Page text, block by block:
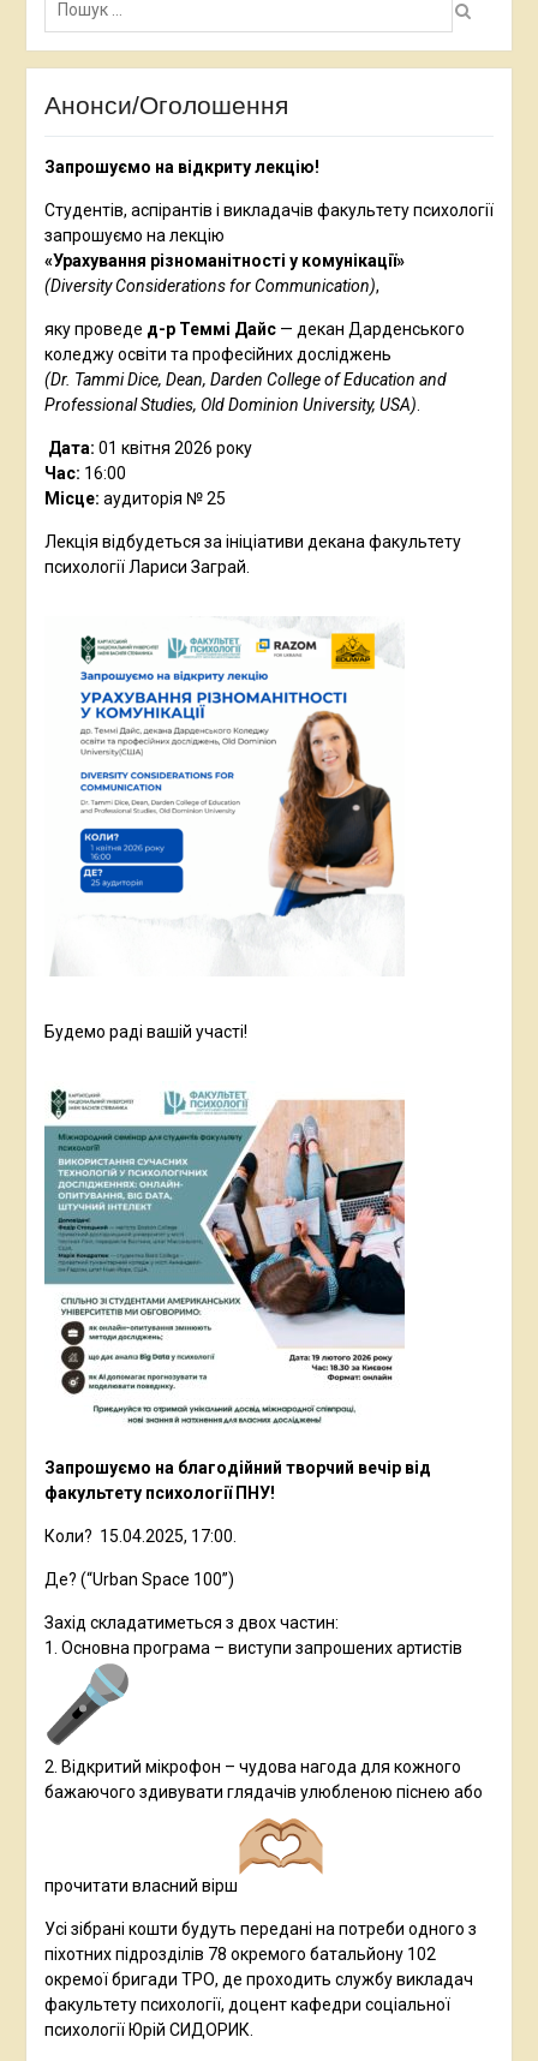
Анонси/Оголошення
Запрошуємо на відкриту лекцію!
Студентів, аспірантів і викладачів факультету психології
запрошуємо на лекцію
«Урахування різноманітності у комунікації»
(Diversity Considerations for Communication),
яку проведе д-р Теммі Дайс— декан Дарденського
коледжу освіти та професійних досліджень
(Dr. Tammi Dice, Dean, Darden College of Education and
Professional Studies, Old Dominion University, USA)
Дата: 01 квітня 2026 року
Час: 16:00
Місце: аудиторія № 25
Лекція відбудеться за ініціативи декана факультету
психології Лариси Заграй.
Будемо раді вашій участі!
Запрошуємо на благодійний творчий вечір від
факультету психології ПНУ!
Коли? 15.04.2025, 17:00.
Де? (“Urban Space 100”)
Захід складатиметься з двох частин:
1. Основна програма – виступи запрошених артистів
2. Відкритий мікрофон – чудова нагода для кожного
бажаючого здивувати глядачів улюбленою піснею або
прочитати власний вірш
Усі зібрані кошти будуть передані на потреби одного з
піхотних підрозділів 78 окремого батальйону 102
окремої бригади ТРО, де проходить службу викладач
факультету психології, доцент кафедри соціальної
психології Юрій СИДОРИК.